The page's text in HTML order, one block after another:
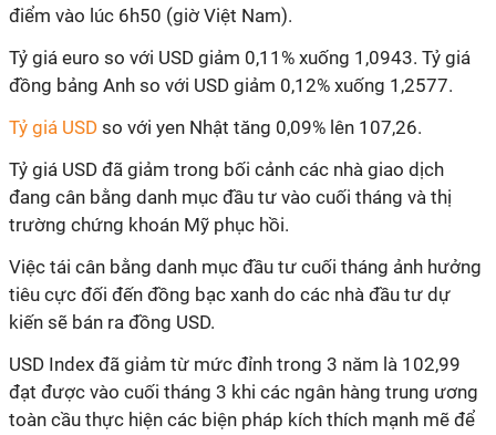
điểm vào lúc 6h50 (giờ Việt Nam).
Tỷ giá euro so với USD giảm 0,11% xuống 1,0943. Tỷ giá
đồng bảng Anh so với USD giảm 0,12% xuống 1,2577.
Tỷ giá USD so với yen Nhật tăng 0,09% lên 107,26.
Tỷ giá USD đã giảm trong bối cảnh các nhà giao dịch
đang cân bằng danh mục đầu tư vào cuối tháng và thị
trường chứng khoán Mỹ phục hồi.
Việc tái cân bằng danh mục đầu tư cuối tháng ảnh hưởng
tiêu cực đối đến đồng bạc xanh do các nhà đầu tư dự
kiến sẽ bán ra đồng USD.
USD Index đã giảm từ mức đỉnh trong 3 năm là 102,99
đạt được vào cuối tháng 3 khi các ngân hàng trung ương
toàn cầu thực hiện các biện pháp kích thích mạnh mẽ để